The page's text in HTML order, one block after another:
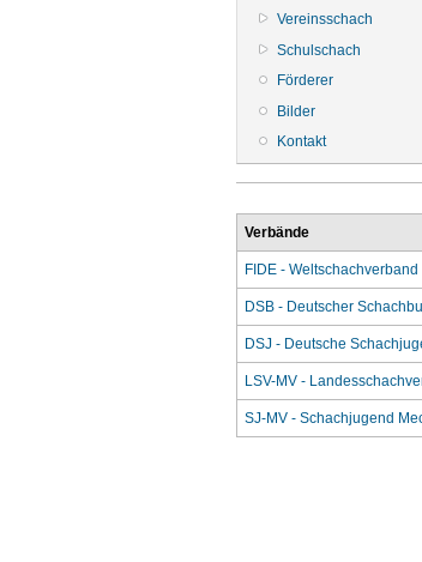
Vereinsschach
Schulschach
Förderer
Bilder
Kontakt
Verbände
FIDE - Weltschachverband
DSB - Deutscher
DSJ - Deutsche
LSV-MV -
SJ-MV - Schachjugend